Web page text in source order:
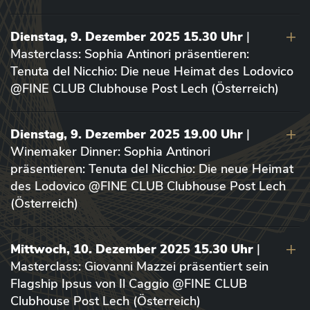
Dienstag, 9. Dezember 2025 15.30 Uhr |
Masterclass: Sophia Antinori präsentieren:
Tenuta del Nicchio: Die neue Heimat des Lodovico
@FINE CLUB Clubhouse Post Lech (Österreich)
Dienstag, 9. Dezember 2025 19.00 Uhr |
Winemaker Dinner: Sophia Antinori
präsentieren: Tenuta del Nicchio: Die neue Heimat
des Lodovico @FINE CLUB Clubhouse Post Lech
(Österreich)
Mittwoch, 10. Dezember 2025 15.30 Uhr |
Masterclass: Giovanni Mazzei präsentiert sein
Flagship Ipsus von Il Caggio @FINE CLUB
Clubhouse Post Lech (Österreich)